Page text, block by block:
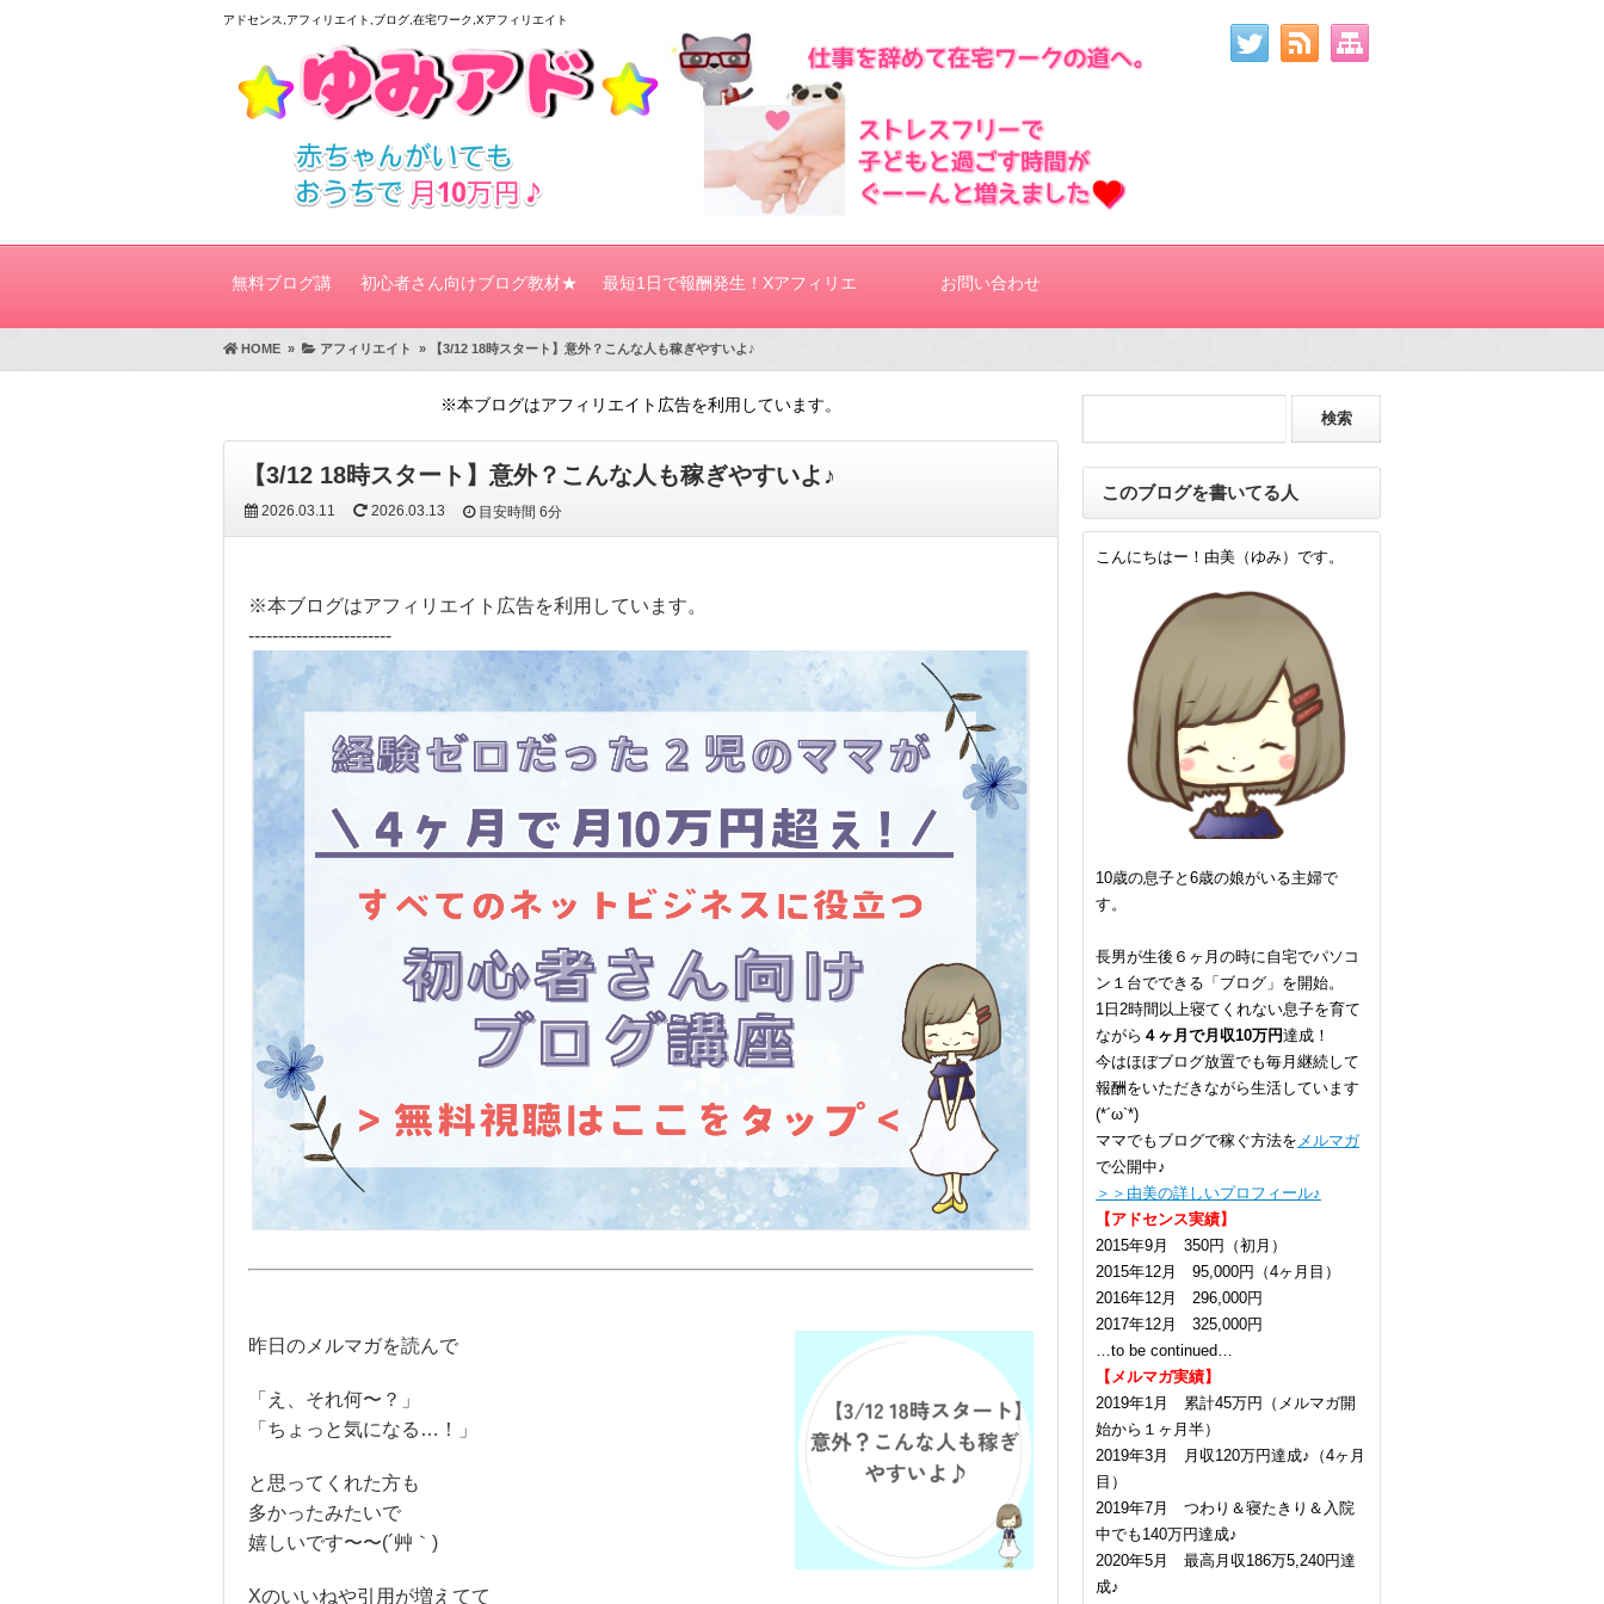
アドセンス,アフィリエイト,ブログ,在宅ワーク,Xアフィリエイト
無料ブログ講
座★
初心者さん向けブログ教材★ 最短1日で報酬発生！Xアフィリエ
イト★
お問い合わせ
HOME » アフィリエイト » 【3/12 18時スタート】意外？こんな人も稼ぎやすいよ♪
※本ブログはアフィリエイト広告を利用しています。
【3/12 18時スタート】意外？こんな人も稼ぎやすいよ♪
2026.03.11 2026.03.13 目安時間6分
※本ブログはアフィリエイト広告を利用しています。
------------------------
昨日のメルマガを読んで
「え、それ何〜？」
「ちょっと気になる…！」
と思ってくれた方も
多かったみたいで
嬉しいです〜〜(´艸｀)
Xのいいねや引用が増えてて
このブログを書いてる人
こんにちはー！由美（ゆみ）です。
10歳の息子と6歳の娘がいる主婦で
す。
長男が生後６ヶ月の時に自宅でパソコ
ン１台でできる「ブログ」を開始。
1日2時間以上寝てくれない息子を育て
ながら ４ヶ月で月収10万円達成！
今はほぼブログ放置でも毎月継続して
報酬をいただきながら生活しています
(*´ω`*)
ママでもブログで稼ぐ方法を メルマガ
で公開中♪
＞＞由美の詳しいプロフィール♪
【アドセンス実績】
2015年9月 350円（初月）
2015年12月 95,000円（4ヶ月目）
2016年12月 296,000円
2017年12月 325,000円
…to be continued…
【メルマガ実績】
2019年1月 累計45万円（メルマガ開
始から１ヶ月半）
2019年3月 月収120万円達成♪（4ヶ月
目）
2019年7月 つわり＆寝たきり＆入院
中でも140万円達成♪
2020年5月 最高月収186万5,240円達
成♪